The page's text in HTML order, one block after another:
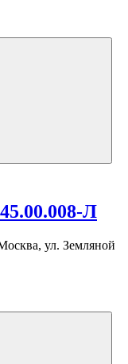
Л
ул. Земляной